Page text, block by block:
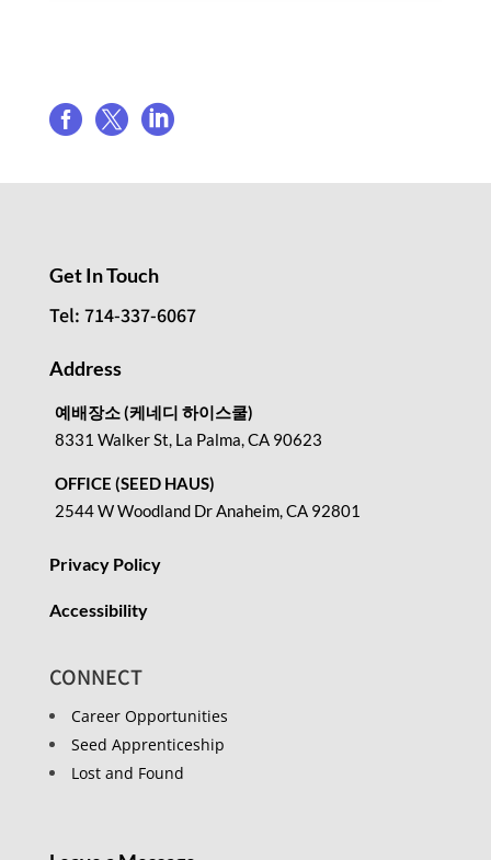
  
Get In Touch
Tel: 714-337-6067
Address
예배장소 (케네디 하이스쿨)
8331 Walker St, La Palma, CA 90623
OFFICE (SEED HAUS)
2544 W Woodland Dr Anaheim, CA 92801
Privacy Policy
Accessibility
CONNECT
Career Opportunities
Seed Apprenticeship
Lost and Found